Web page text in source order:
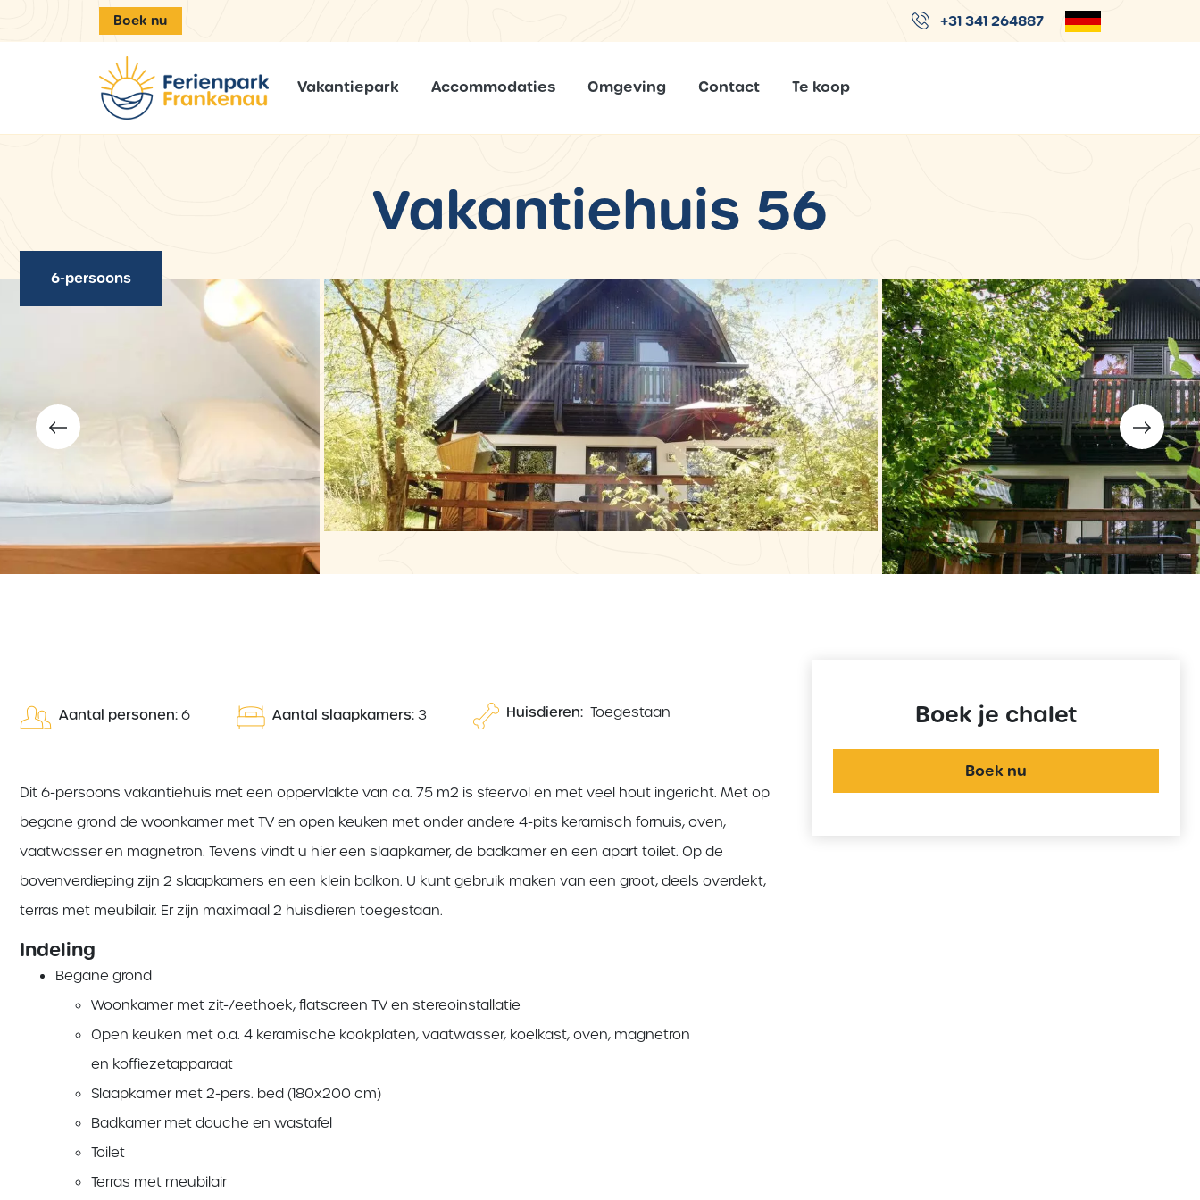
Boek nu +31 341 264887
Vakantiepark Accommodaties Omgeving Contact Te koop
Vakantiehuis 56
6-persoons
Aantal personen:6 Aantal slaapkamers:3 Huisdieren: Toegestaan
Dit 6-persoons vakantiehuis met een oppervlakte van ca. 75 m2 is sfeervol en met veel hout ingericht. Met op
begane grond de woonkamer met TV en open keuken met onder andere 4-pits keramisch fornuis, oven,
vaatwasser en magnetron. Tevens vindt u hier een slaapkamer, de badkamer en een apart toilet. Op de
bovenverdieping zijn 2 slaapkamers en een klein balkon. U kunt gebruik maken van een groot, deels overdekt,
terras met meubilair. Er zijn maximaal 2 huisdieren toegestaan.
Indeling
Begane grond
Woonkamer met zit-/eethoek, flatscreen TV en stereoinstallatie
Open keuken met o.a. 4 keramische kookplaten, vaatwasser, koelkast, oven, magnetron
en koffiezetapparaat
Slaapkamer met 2-pers. bed (180x200 cm)
Badkamer met douche en wastafel
Toilet
Terras met meubilair
Boek je chalet
Boek nu